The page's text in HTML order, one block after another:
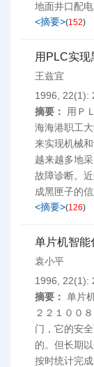
地面井口配电
<摘要>(152)
用PLC实现
王兹宜
1996, 22(1):
摘要：
用Ｐ
海海港职工
来实现机械
越来越多地
故障诊断。
成黑匣子的信
<摘要>(126)
单片机智能
袁小平
1996, 22(1):
摘要： 单片
２２１００
门，它的安
的。但长期
按时统计完